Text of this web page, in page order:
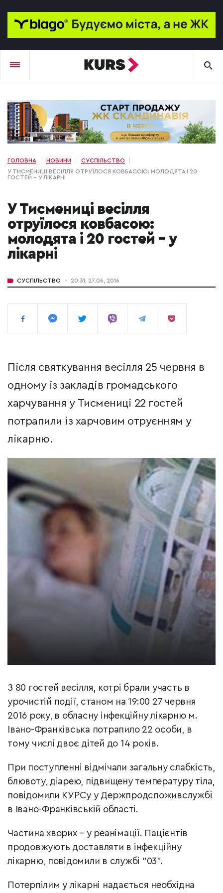
ГОЛОВНА НОВИНИ
СУСПІЛЬСТВО
У ТИСМЕНИЦІ ВЕСІЛЛЯ ОТРУЇЛОСЯ КОВБАСОЮ: МОЛОДЯТА І 20
ГОСТЕЙ – У ЛІКАРНІ
У Тисмениці весілля
отруїлося ковбасою:
молодята і 20 гостей – у
лікарні
СУСПІЛЬСТВО 20:31, 27.06, 2016
Після святкування весілля 25 червня в
одному із закладів громадського
харчування у Тисмениці 22 гостей
потрапили із харчовим отруєнням у
лікарню.
З 80 гостей весілля, котрі брали участь в
урочистій події, станом на 19:00 27 червня
2016 року, в обласну інфекційну лікарню м.
Івано-Франківська потрапило 22 особи, в
тому числі двоє дітей до 14 років.
При поступленні відмічали загальну слабкість,
блювоту, діарею, підвищену температуру тіла,
повідомили КУРСу у Держпродспоживслужбі
в Івано-Франківській області.
Частина хворих – у реанімації. Пацієнтів
продовжують доставляти в інфекційну
лікарню, повідомили в службі "03".
Потерпілим у лікарні надається необхідна